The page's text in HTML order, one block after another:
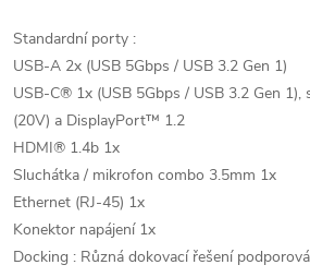
Standardní porty :
USB-A 2x (USB 5Gbps / USB 3.2 Gen 1)
USB-C® 1x (USB 5Gbps / USB 3.2 Gen 1),
(20V) a DisplayPort™ 1.2
HDMI® 1.4b 1x
Sluchátka / mikrofon combo 3.5mm 1x
Ethernet (RJ-45) 1x
Konektor napájení 1x
Docking : Různá dokovací řešení